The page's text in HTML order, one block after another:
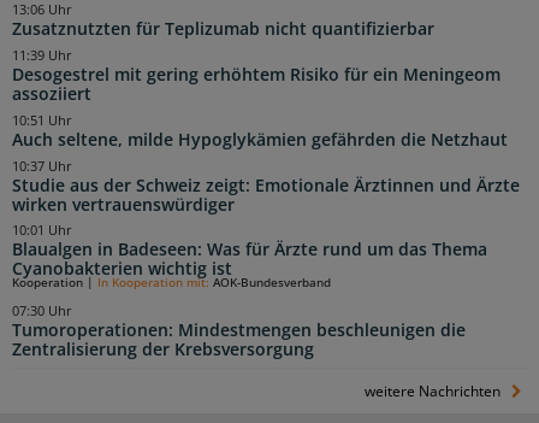
Zusatznutzten für Teplizumab nicht quantifizierbar
13:06 Uhr
Desogestrel mit gering erhöhtem Risiko für ein Meningeom
assoziiert
11:39 Uhr
Auch seltene, milde Hypoglykämien gefährden die Netzhaut
10:51 Uhr
Studie aus der Schweiz zeigt: Emotionale Ärztinnen und Ärzte
wirken vertrauenswürdiger
10:37 Uhr
Blaualgen in Badeseen: Was für Ärzte rund um das Thema
Cyanobakterien wichtig ist
10:01 Uhr
Tumoroperationen: Mindestmengen beschleunigen die
Zentralisierung der Krebsversorgung
Kooperation In Kooperation mit: AOK-Bundesverband
07:30 Uhr
weitere Nachrichten